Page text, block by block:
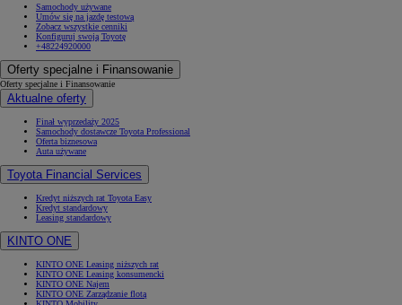
Samochody używane
Umów się na jazdę testową
Zobacz wszystkie cenniki
Konfiguruj swoją Toyotę
+48224920000
Oferty specjalne i Finansowanie
Oferty specjalne i Finansowanie
Aktualne oferty
Finał wyprzedaży 2025
Samochody dostawcze Toyota Professional
Oferta biznesowa
Auta używane
Toyota Financial Services
Kredyt niższych rat Toyota Easy
Kredyt standardowy
Leasing standardowy
KINTO ONE
KINTO ONE Leasing niższych rat
KINTO ONE Leasing konsumencki
KINTO ONE Najem
KINTO ONE Zarządzanie flotą